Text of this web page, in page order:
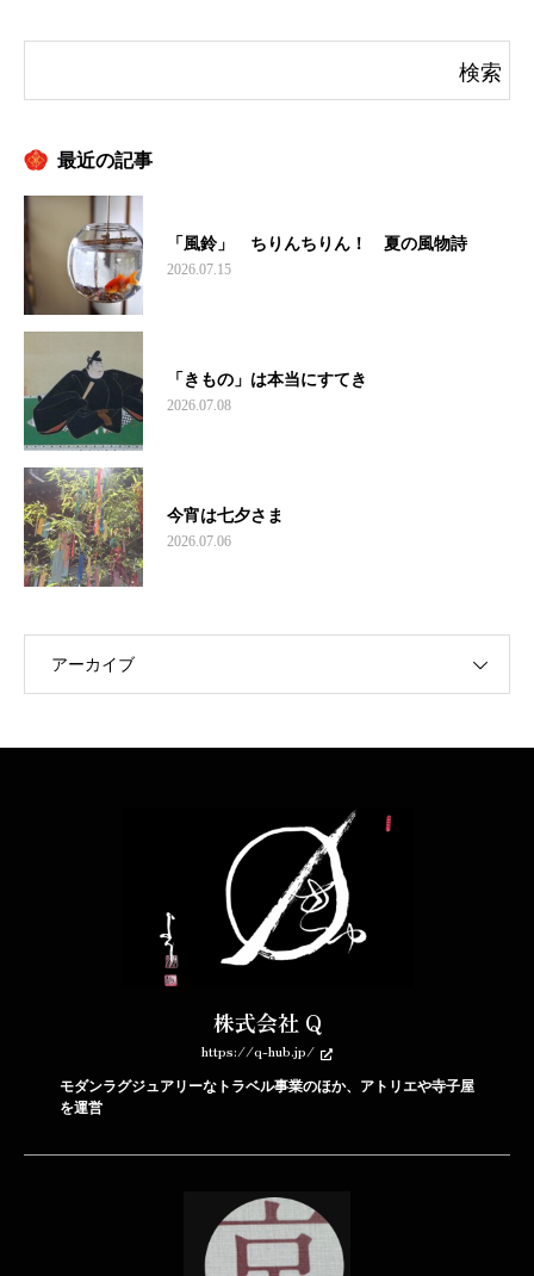
最近の記事
「風鈴」 ちりんちりん！ 夏の風物詩
2026.07.15
「きもの」は本当にすてき
2026.07.08
今宵は七夕さま
2026.07.06
アーカイブ
株式会社 Q
https://q-hub.jp/
モダンラグジュアリーなトラベル事業のほか、アトリエや寺子屋
を運営